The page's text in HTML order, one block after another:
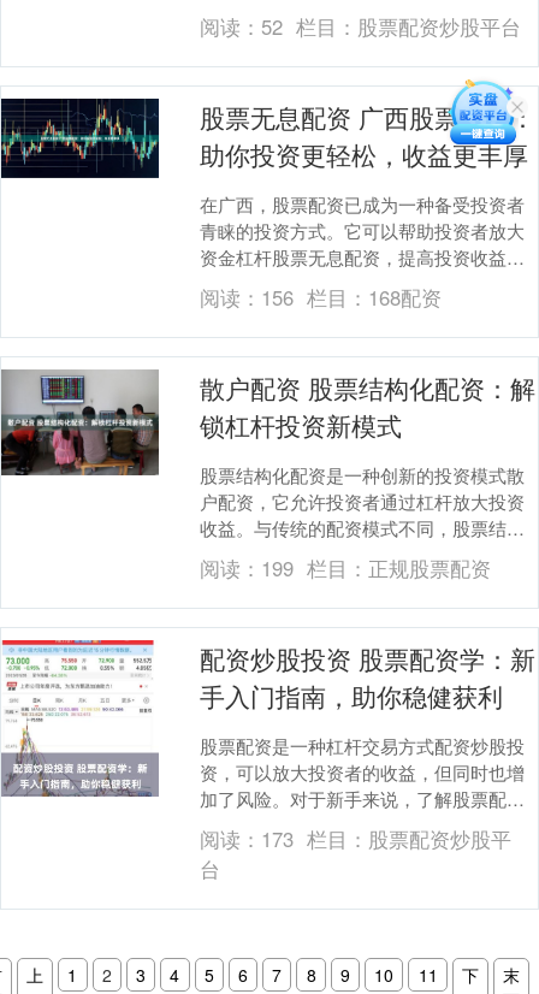
自己的本金，在不增加自身风险的情况下
免费股票配资平台....
阅读： 52 栏目： 股票配资炒股平台
股票无息配资 广西股票配资：
助你投资更轻松，收益更丰厚
在广西，股票配资已成为一种备受投资者
青睐的投资方式。它可以帮助投资者放大
资金杠杆股票无息配资，提高投资收益。
APP还提供实时行情、专业分析、智能预
警等辅助工具....
阅读： 156 栏目： 168配资
散户配资 股票结构化配资：解
锁杠杆投资新模式
股票结构化配资是一种创新的投资模式散
户配资，它允许投资者通过杠杆放大投资
收益。与传统的配资模式不同，股票结构
化配资采用了一种更为灵活和安全的结
构。 配资平台提供....
阅读： 199 栏目： 正规股票配资
配资炒股投资 股票配资学：新
手入门指南，助你稳健获利
股票配资是一种杠杆交易方式配资炒股投
资，可以放大投资者的收益，但同时也增
加了风险。对于新手来说，了解股票配资
的原理和操作至关重要。 - 股票买卖差
价：投资者通过....
阅读： 173 栏目： 股票配资炒股平
台
上
1 2 3 4 5 6 7 8 9 10 11
下
末